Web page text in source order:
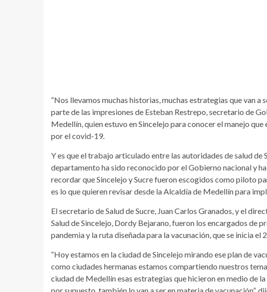
​​“Nos llevamos muchas historias, muchas estrategias que van
parte de las impresiones de Esteban Restrepo, secretario de
Medellín, quien estuvo en Sincelejo para conocer el manejo que
por el covid-19.
Y es que el trabajo articulado entre las autoridades de salud de
departamento ha sido reconocido por el Gobierno nacional y
recordar que Sincelejo y Sucre fueron escogidos como piloto
es lo que quieren revisar desde la Alcaldía de Medellín para
El secretario de Salud de Sucre, Juan Carlos Granados, y el
Salud de Sincelejo, Dordy Bejarano, fueron los encargados de
pandemia y la ruta diseñada para la vacunación, que se inicia el
“Hoy estamos en la ciudad de Sincelejo mirando ese plan de
como ciudades hermanas estamos compartiendo nuestros
ciudad de Medellín esas estrategias que hicieron en medio de